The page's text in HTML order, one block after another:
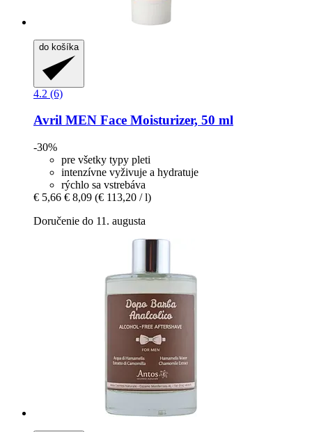
do košíka
4.2 (6)
Avril MEN Face Moisturizer, 50 ml
-30%
pre všetky typy pleti
intenzívne vyživuje a hydratuje
rýchlo sa vstrebáva
€ 5,66 € 8,09 (€ 113,20 / l)
Doručenie do 11. augusta